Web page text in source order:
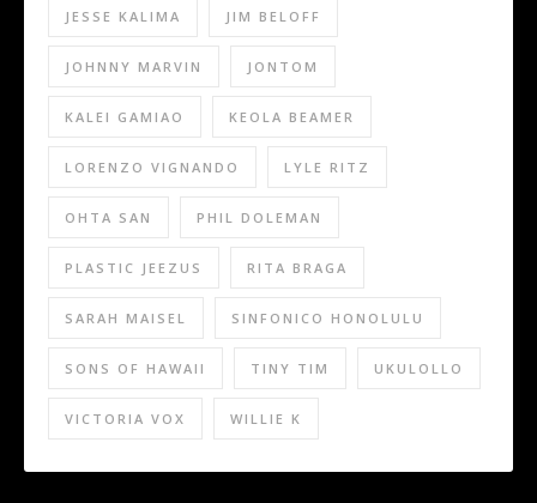
JESSE KALIMA JIM BELOFF
JOHNNY MARVIN JONTOM
KALEI GAMIAO KEOLA BEAMER
LORENZO VIGNANDO LYLE RITZ
OHTA SAN PHIL DOLEMAN
PLASTIC JEEZUS RITA BRAGA
SARAH MAISEL SINFONICO HONOLULU
SONS OF HAWAII TINY TIM UKULOLLO
VICTORIA VOX WILLIE K